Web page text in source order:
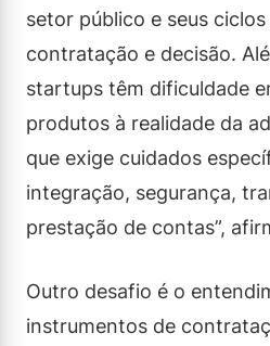
setor público e seus
contratação e decisão.
startups têm dificuldade
produtos à realidade da
que exige cuidados
integração, segurança,
prestação de contas”,
Outro desafio é o
instrumentos de